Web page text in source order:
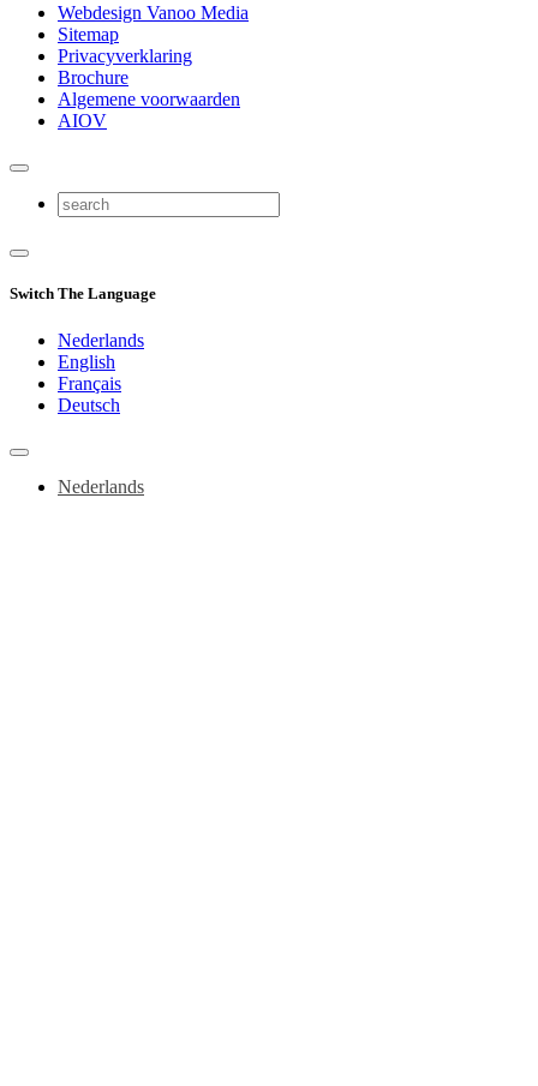
Webdesign Vanoo Media
Sitemap
Privacyverklaring
Brochure
Algemene voorwaarden
AIOV
Switch The Language
Nederlands
English
Français
Deutsch
Nederlands